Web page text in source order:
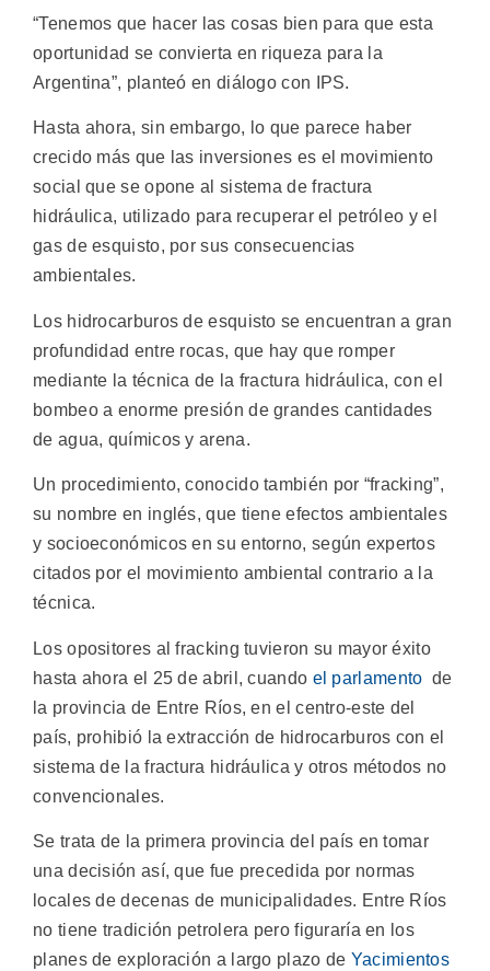
“Tenemos que hacer las cosas bien para que esta
oportunidad se convierta en riqueza para la
Argentina”, planteó en diálogo con IPS.
Hasta ahora, sin embargo, lo que parece haber
crecido más que las inversiones es el movimiento
social que se opone al sistema de fractura
hidráulica, utilizado para recuperar el petróleo y el
gas de esquisto, por sus consecuencias
ambientales.
Los hidrocarburos de esquisto se encuentran a gran
profundidad entre rocas, que hay que romper
mediante la técnica de la fractura hidráulica, con el
bombeo a enorme presión de grandes cantidades
de agua, químicos y arena.
Un procedimiento, conocido también por “fracking”,
su nombre en inglés, que tiene efectos ambientales
y socioeconómicos en su entorno, según expertos
citados por el movimiento ambiental contrario a la
técnica.
Los opositores al fracking tuvieron su mayor éxito
hasta ahora el 25 de abril, cuando el parlamento de
la provincia de Entre Ríos, en el centro-este del
país, prohibió la extracción de hidrocarburos con el
sistema de la fractura hidráulica y otros métodos no
convencionales.
Se trata de la primera provincia del país en tomar
una decisión así, que fue precedida por normas
locales de decenas de municipalidades. Entre Ríos
no tiene tradición petrolera pero figuraría en los
planes de exploración a largo plazo de Yacimientos